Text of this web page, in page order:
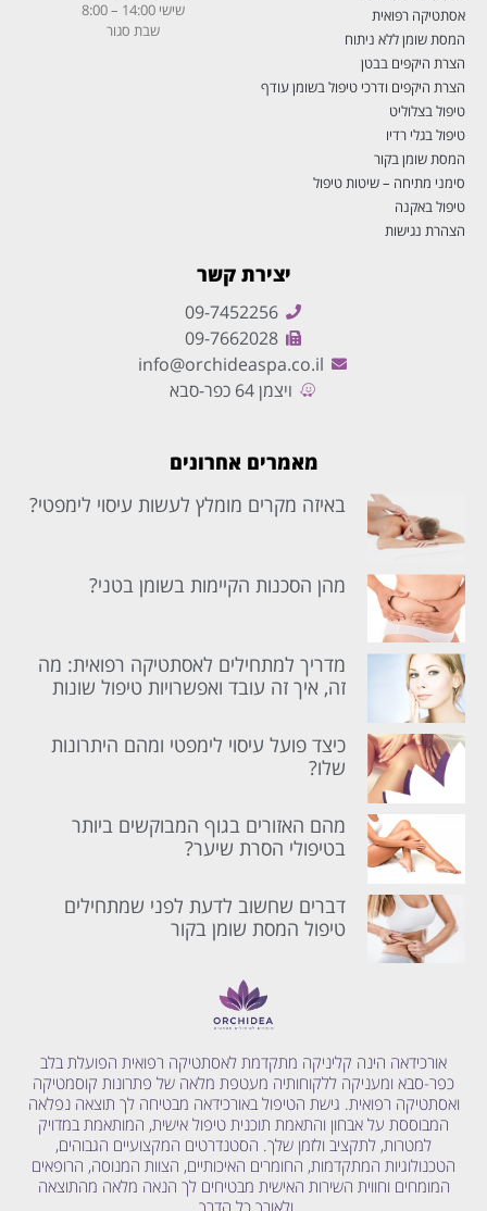
אסתטיקה רפואית
המסת שומן ללא ניתוח
הצרת היקפים בבטן
הצרת היקפים ודרכי טיפול בשומן עודף
טיפול בצלוליט
טיפול בגלי רדיו
המסת שומן בקור
סימני מתיחה – שיטות טיפול
טיפול באקנה
הצהרת נגישות
שישי14:00 – 8:00
שבת סגור
יצירת קשר
09-7452256
09-7662028
info@orchideaspa.co.il
ויצמן 64 כפר-סבא
מאמרים אחרונים
באיזה מקרים מומלץ לעשות עיסוי לימפטי?
מהן הסכנות הקיימות בשומן בטני?
מדריך למתחילים לאסתטיקה רפואית: מה
זה, איך זה עובד ואפשרויות טיפול שונות
כיצד פועל עיסוי לימפטי ומהם היתרונות
שלו?
מהם האזורים בגוף המבוקשים ביותר
בטיפולי הסרת שיער?
דברים שחשוב לדעת לפני שמתחילים
טיפול המסת שומן בקור
אורכידאה הינה קליניקה מתקדמת לאסתטיקה רפואית הפועלת בלב
כפר-סבא ומעניקה ללקוחותיה מעטפת מלאה של פתרונות קוסמטיקה
ואסתטיקה רפואית. גישת הטיפול באורכידאה מבטיחה לך תוצאה נפלאה
המבוססת על אבחון והתאמת תוכנית טיפול אישית, המותאמת במדויק
למטרות, לתקציב ולזמן שלך. הסטנדרטים המקצועיים הגבוהים,
הטכנולוגיות המתקדמות, החומרים האיכותיים, הצוות המנוסה, הרופאים
המומחים וחווית השירות האישית מבטיחים לך הנאה מלאה מהתוצאה